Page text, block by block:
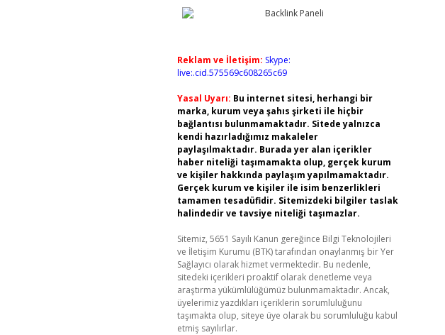
Reklam ve İletişim: Skype:
live:.cid.575569c608265c69
Yasal Uyarı: Bu internet sitesi, herhangi bir
marka, kurum veya şahıs şirketi ile hiçbir
bağlantısı bulunmamaktadır. Sitede yalnızca
kendi hazırladığımız makaleler
paylaşılmaktadır. Burada yer alan içerikler
haber niteliği taşımamakta olup, gerçek kurum
ve kişiler hakkında paylaşım yapılmamaktadır.
Gerçek kurum ve kişiler ile isim benzerlikleri
tamamen tesadüfidir. Sitemizdeki bilgiler taslak
halindedir ve tavsiye niteliği taşımazlar.
Sitemiz, 5651 Sayılı Kanun gereğince Bilgi Teknolojileri
ve İletişim Kurumu (BTK) tarafından onaylanmış bir Yer
Sağlayıcı olarak hizmet vermektedir. Bu nedenle,
sitedeki içerikleri proaktif olarak denetleme veya
araştırma yükümlülüğümüz bulunmamaktadır. Ancak,
üyelerimiz yazdıkları içeriklerin sorumluluğunu
taşımakta olup, siteye üye olarak bu sorumluluğu kabul
etmiş sayılırlar.